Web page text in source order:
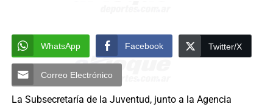
WhatsApp Facebook Twitter/X
Correo Electrónico
La Subsecretaría de la Juventud, junto a la Agencia